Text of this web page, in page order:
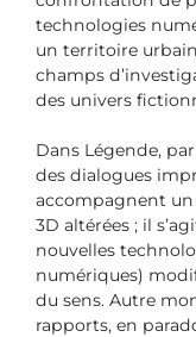
technologies
un territoire
champs
des univers
Dans Légende,
des dialogues
accompagnent un
3D altérées ; il
nouvelles
numériques)
du sens. Autre
rapports, en